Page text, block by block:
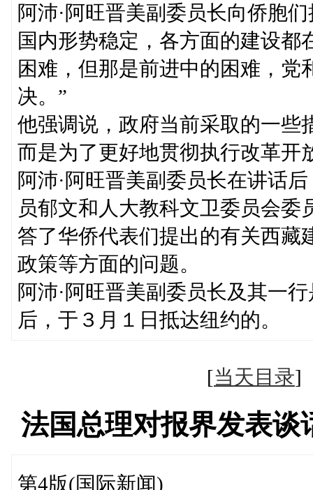
阿沛·阿旺晋美副委员长向侨胞
国内形势稳定，各方面的建设
困难，但那是前进中的困难，
决。”
他强调说，政府当前采取的一些
而是为了更好地贯彻执行改革开
阿沛·阿旺晋美副委员长在讲话
员郁文和人大教科文卫委员会
答了华侨代表们提出的有关西藏
政策等方面的问题。
阿沛·阿旺晋美副委员长及其一
后，于３月１日抵达纽约的。
[当天目录
法国总理对报界发表
第4版(国际新闻)